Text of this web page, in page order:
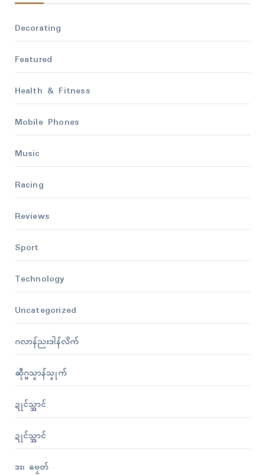
Decorating
Featured
Health & Fitness
Mobile Phones
Music
Racing
Reviews
Sport
Technology
Uncategorized
ဂလာန်ညးဒါန်လိက်
ဆဵုဂ္ဗသၟာန်သၟုက်
ဍုၚ်သ္အာၚ်
ဍုၚ်သ္အာၚ်
ဒး၊ ဗၠေတ်